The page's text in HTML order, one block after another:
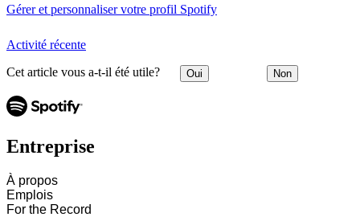
Gérer et personnaliser votre profil Spotify
Activité récente
Cet article vous a-t-il été utile? Oui Non
Entreprise
À propos
Emplois
For the Record